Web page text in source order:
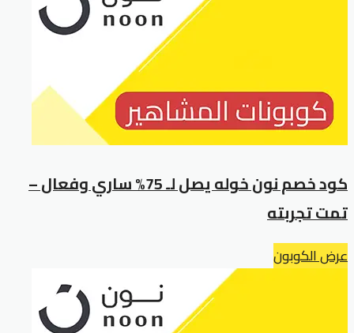
كود خصم نون خوله يصل لـ 75% ساري وفعال –
تمت تجربته
عرض الكوبون